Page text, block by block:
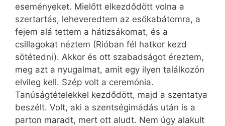
eseményeket. Mielőtt elkezdődött volna a
szertartás, leheveredtem az esőkabátomra, a
fejem alá tettem a hátizsákomat, és a
csillagokat néztem (Rióban fél hatkor kezd
sötétedni). Akkor és ott szabadságot éreztem,
meg azt a nyugalmat, amit egy ilyen találkozón
elvileg kell. Szép volt a ceremónia.
Tanúságtételekkel kezdődött, majd a szentatya
beszélt. Volt, aki a szentségimádás után is a
parton maradt, mert ott aludt. Nem úgy alakult